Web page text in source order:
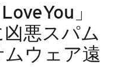
」
悪スパム
ウェア遠